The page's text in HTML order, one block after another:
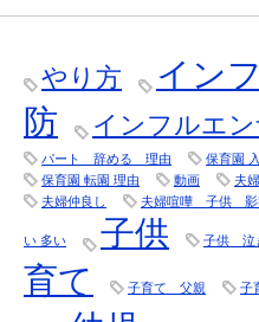
やり方
イン
防
インフルエ
パート 辞める 理由 保育園
保育園 転園 理由
動画 夫
夫婦仲良し
夫婦喧嘩 子供 影
い 多い 子供 子供 泣
育て
子育て 父親 子